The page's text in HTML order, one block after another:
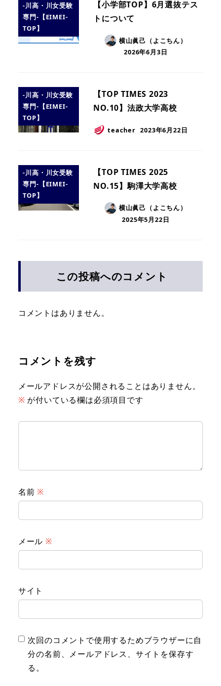
-川高・川女受験
専門-【EIMEI-
TOP】
【小学部TOP】6月選抜テス
トについて
横山眞己（よこちん）
2026年6月3日
-川高・川女受験
専門-【EIMEI-
TOP】
【TOP TIMES 2023
NO.10】法政大学高校
teacher 2023年6月22日
-川高・川女受験
専門-【EIMEI-
TOP】
【TOP TIMES 2025
NO.15】駒澤大学高校
横山眞己（よこちん）
2025年5月22日
この投稿へのコメント
コメントはありません。
コメントを残す
メールアドレスが公開されることはありません。
※ が付いている欄は必須項目です
名前 ※
メール ※
サイト
次回のコメントで使用するためブラウザーに自
分の名前、メールアドレス、サイトを保存す
る。